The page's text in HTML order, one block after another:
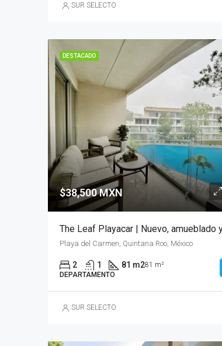
SUR SELECTO
DESTACADO
$38,500 MXN
Playa del Carmen, Quintana Roo, México
2 1 81 m281 m²
DEPARTAMENTO
SUR SELECTO